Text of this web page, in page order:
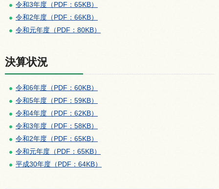
令和3年度（PDF：65KB）
令和2年度 （PDF：66KB）
令和元年度（PDF：80KB）
決算状況
令和6年度（PDF：60KB）
令和5年度（PDF：59KB）
令和4年度（PDF：62KB）
令和3年度（PDF：58KB）
令和2年度（PDF：65KB）
令和元年度（PDF：65KB）
平成30年度（PDF：64KB）